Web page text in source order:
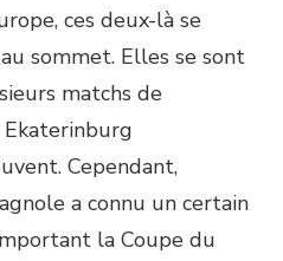
ces deux-là se
sommet. Elles se sont
matchs de
Ekaterinburg
Cependant,
a connu un certain
la Coupe du